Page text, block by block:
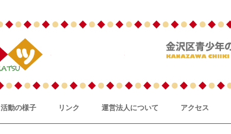
活動の様子 リンク 運営法人について アクセス